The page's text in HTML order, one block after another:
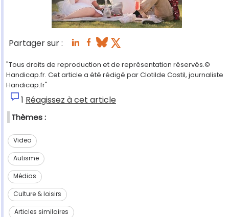
Partager sur :
"Tous droits de reproduction et de représentation réservés.©
Handicap.fr. Cet article a été rédigé par Clotilde Costil, journaliste
Handicap.fr"
1 Réagissez à cet article
Thèmes :
Video
Autisme
Médias
Culture & loisirs
Articles similaires